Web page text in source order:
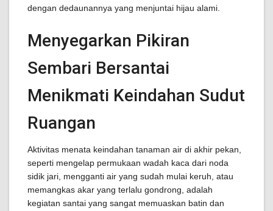
dengan dedaunannya yang menjuntai hijau alami.
Menyegarkan Pikiran
Sembari Bersantai
Menikmati Keindahan Sudut
Ruangan
Aktivitas menata keindahan tanaman air di akhir pekan,
seperti mengelap permukaan wadah kaca dari noda
sidik jari, mengganti air yang sudah mulai keruh, atau
memangkas akar yang terlalu gondrong, adalah
kegiatan santai yang sangat memuaskan batin dan